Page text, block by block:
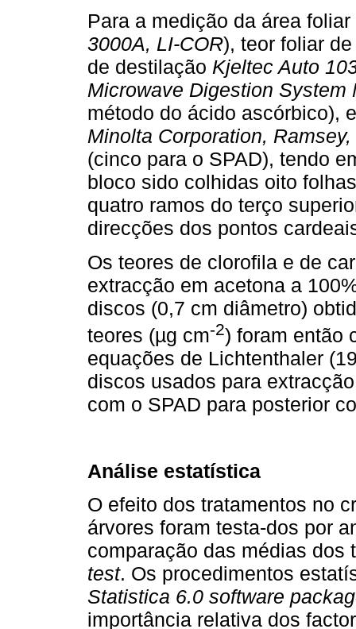
Para a medição da área foliar
3000A, LI-COR), teor foliar
de destilação Kjeltec Auto
Microwave Digestion System
método do ácido ascórbico),
Minolta Corporation, Ramsey,
(cinco para o SPAD), tendo
bloco sido colhidas oito
quatro ramos do terço
direcções dos pontos
Os teores de clorofila e de
extracção em acetona a
discos (0,7 cm diâmetro)
teores (µg cm-2) foram então
equações de Lichtenthaler
discos usados para
com o SPAD para posterior
Análise estatística
O efeito dos tratamentos no
árvores foram testa-dos por
comparação das médias dos
test. Os procedimentos
Statistica 6.0 software
importância relativa dos